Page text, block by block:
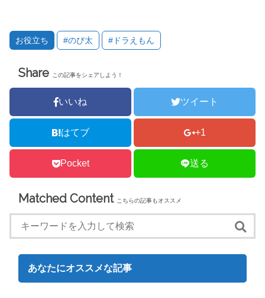
し
い
ウ
ィ
ウ
で
開
)
ク
し
て
く
い
(
新
い
ウ
ィ
ン
ド
ウ
開
き
ま
)
お役立ち #のび太 #ドラえもん
Share この記事をシェアしよう！
いいね ツイート
はてブ +1
Pocket 送る
Matched Content こちらの記事もオススメ
あなたにオススメな記事